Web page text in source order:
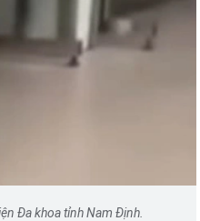
Đa khoa tỉnh Nam Định.